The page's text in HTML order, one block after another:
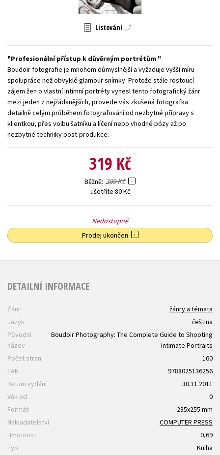
Zahraniční literatura
Listování
Profesionální přístup k důvěrným portrétům
Boudoir fotografie je mnohem důmyslnější a vyžaduje vyšší míru
spolupráce než obvyklé glamour snímky. Protože stále rostoucí
zájem žen o vlastní intimní portréty vynesl tento fotografický žánr
mezi jeden z nejžádanějších, provede vás zkušená fotografka
detailně celým průběhem fotografování od nezbytné přípravy s
klientkou, přes volbu šatníku a líčení nebo vhodné pózy až po
nezbytné techniky post-produkce.
319 Kč
Běžně 399 Kč
ušetříte 80 Kč
Nedostupné
Prodej ukončen
DETAILNÍ INFORMACE
Žánr
žánry a témata
Jazyk
čeština
Původní
název
Boudoir Photography: The Complete Guide to Shooting
Intimate Portraits
Počet stran
160
EAN
9788025136256
Datum vydání
30.11.2011
Věk od
0
Formát
235x255 mm
Nakladatelství
COMPUTER PRESS
Hmotnost
0,69
Typ
Kniha